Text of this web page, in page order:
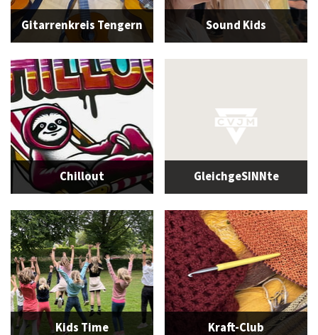
Gitarrenkreis Tengern Sound Kids
Chillout GleichgeSINNte
Kids Time Kraft-Club